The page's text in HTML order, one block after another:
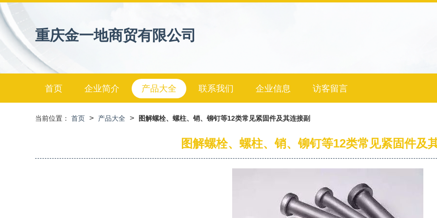
重庆金一地商贸有限公司
首页 企业简介 产品大全 联系我们 企业信息 访客留言
当前位置： 首页 > 产品大全 > 图解螺栓、螺柱、销、铆钉等12类常见紧固件及其连接副
图解螺栓、螺柱、销、铆钉等12类常见紧固件及